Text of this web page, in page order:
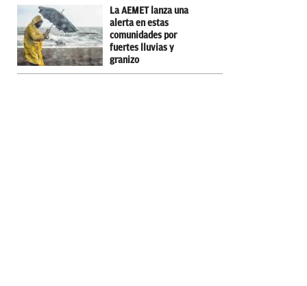
La AEMET lanza una
alerta en estas
comunidades por
fuertes lluvias y
granizo